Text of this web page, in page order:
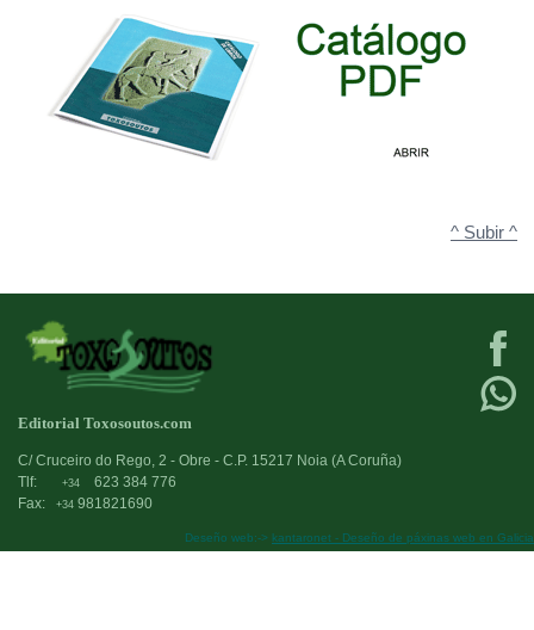
^ Subir ^
Editorial Toxosoutos.com
C/ Cruceiro do Rego, 2 - Obre - C.P. 15217 Noia (A Coruña)
Tlf:
+34
623 384 776
Fax:
+34 981821690
Deseño web:-> kantaronet - Deseño de páxinas web en Galicia